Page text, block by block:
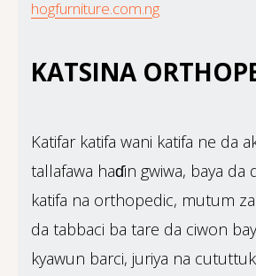
hogfurniture.com.ng
KATSINA
Katifar katifa wani katifa ne da
tallafawa haɗin gwiwa, baya da
katifa na orthopedic, mutum
da tabbaci ba tare da ciwon
kyawun barci, juriya na